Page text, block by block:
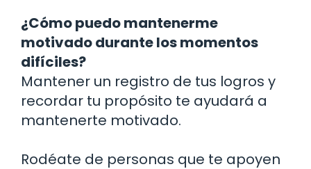
¿Cómo puedo mantenerme
motivado durante los momentos
difíciles?
Mantener un registro de tus logros y
recordar tu propósito te ayudará a
mantenerte motivado.
Rodéate de personas que te apoyen